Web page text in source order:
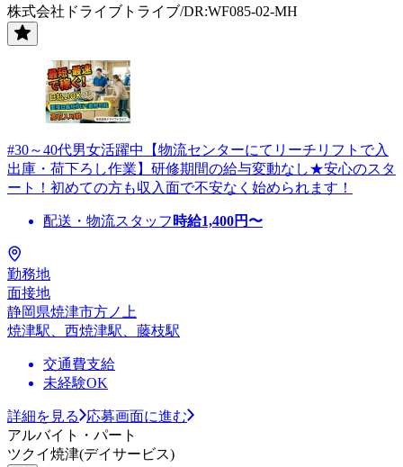
株式会社ドライブトライブ/DR:WF085-02-MH
#30～40代男女活躍中【物流センターにてリーチリフトで入
出庫・荷下ろし作業】研修期間の給与変動なし★安心のスタ
ート！初めての方も収入面で不安なく始められます！
配送・物流スタッフ 時給1,400円〜
勤務地
面接地
静岡県焼津市方ノ上
焼津駅、西焼津駅、藤枝駅
交通費支給
未経験OK
詳細を見る
応募画面に進む
アルバイト・パート
ツクイ焼津(デイサービス)